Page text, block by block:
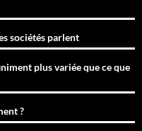
sociétés parlent
plus variée que ce que
?